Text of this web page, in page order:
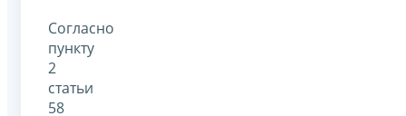
Согласно
пункту
2
статьи
58